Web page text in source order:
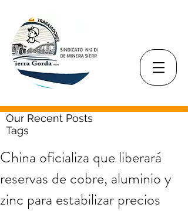
Our Recent Posts
Tags
China oficializa que liberará
reservas de cobre, aluminio y
zinc para estabilizar precios